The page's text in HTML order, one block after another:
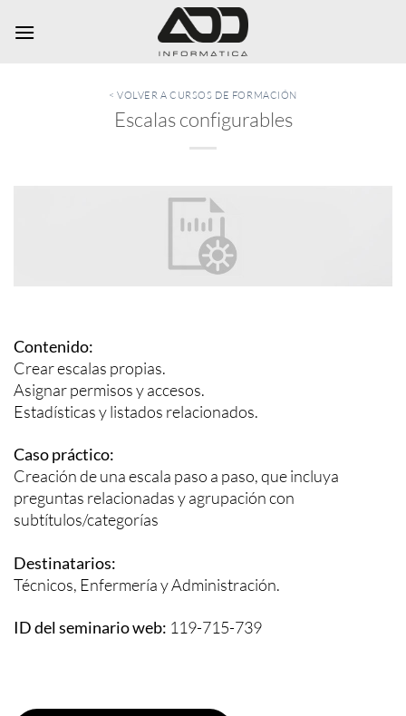
< VOLVER A CURSOS DE FORMACIÓN
Escalas configurables
Contenido:
Crear escalas propias.
Asignar permisos y accesos.
Estadísticas y listados relacionados.
Caso práctico:
Creación de una escala paso a paso, que incluya
preguntas relacionadas y agrupación con
subtítulos/categorías
Destinatarios:
Técnicos, Enfermería y Administración.
ID del seminario web: 119-715-739